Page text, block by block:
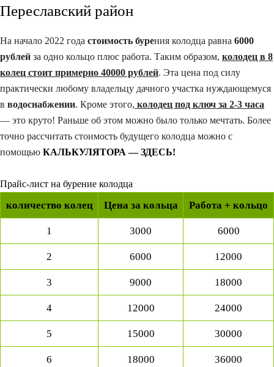
Переславский район
На начало 2022 года стоимость бурения колодца равна 6000
рублей за одно кольцо плюс работа. Таким образом, колодец в 8
колец стоит примерно 40000 рублей. Эта цена под силу
практически любому владельцу дачного участка нуждающемуся
в водоснабжении. Кроме этого, колодец под ключ за 2-3 часа
— это круто! Раньше об этом можно было только мечтать. Более
точно рассчитать стоимость будущего колодца можно с
помощью КАЛЬКУЛЯТОРА — ЗДЕСЬ!
Прайс-лист на бурение колодца
количество колец
Цена за кольца Работа + кольцо
1 3000 6000
2 6000 12000
3 9000 18000
4 12000 24000
5 15000 30000
6 18000 36000